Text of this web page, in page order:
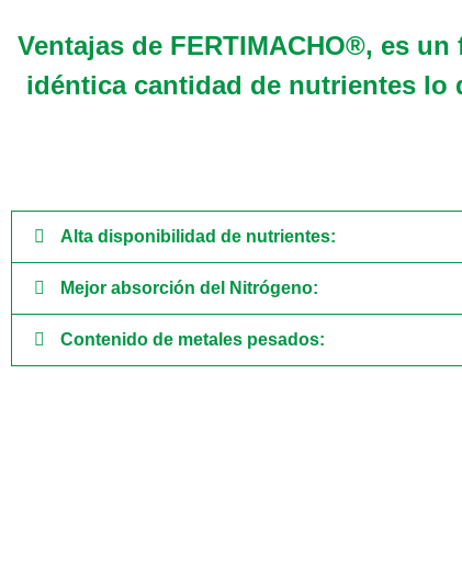
Ventajas de FERTIMACHO®, es
idéntica cantidad de nutrientes lo
Alta disponibilidad de nutrientes:
Mejor absorción del Nitrógeno:
Contenido de metales pesados: